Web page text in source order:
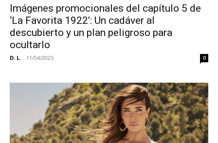
Imágenes promocionales del capítulo 5 de
‘La Favorita 1922’: Un cadáver al
descubierto y un plan peligroso para
ocultarlo
D. L. - 11/04/2025 0